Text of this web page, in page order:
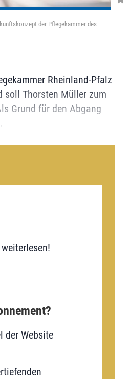
der Pflegekammer des
Rheinland-Pfalz
soll Thorsten Müller zum
Grund für den Abgang
der Website